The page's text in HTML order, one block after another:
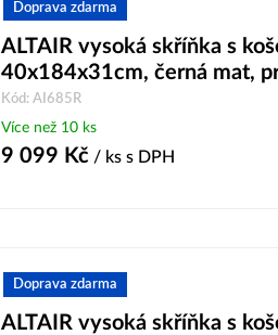
Doprava zdarma
ALTAIR vysoká skříňka s
40x184x31cm, černá mat,
Kód: AI685R
Více než 10 ks
9 099 Kč / ks s DPH
Doprava zdarma
ALTAIR vysoká skříňka s